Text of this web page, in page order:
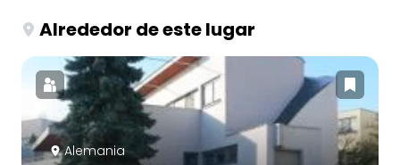
Alrededor de este lugar
Alemania